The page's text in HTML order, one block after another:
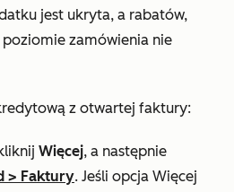
jest ukryta, a rabatów,
zamówienia nie
z otwartej faktury:
Więcej, a następnie
> Faktury. Jeśli opcja Więcej